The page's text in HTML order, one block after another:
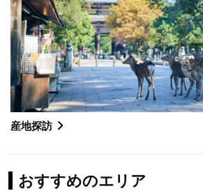
産地探訪
おすすめのエリア